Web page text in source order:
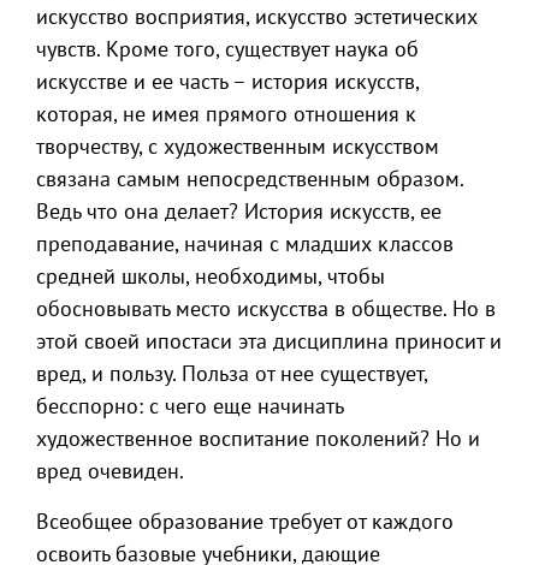
искусство восприятия, искусство эстетических
чувств. Кроме того, существует наука об
искусстве и ее часть – история искусств,
которая, не имея прямого отношения к
творчеству, с художественным искусством
связана самым непосредственным образом.
Ведь что она делает? История искусств, ее
преподавание, начиная с младших классов
средней школы, необходимы, чтобы
обосновывать место искусства в обществе. Но в
этой своей ипостаси эта дисциплина приносит и
вред, и пользу. Польза от нее существует,
бесспорно: с чего еще начинать
художественное воспитание поколений? Но и
вред очевиден.
Всеобщее образование требует от каждого
освоить базовые учебники, дающие